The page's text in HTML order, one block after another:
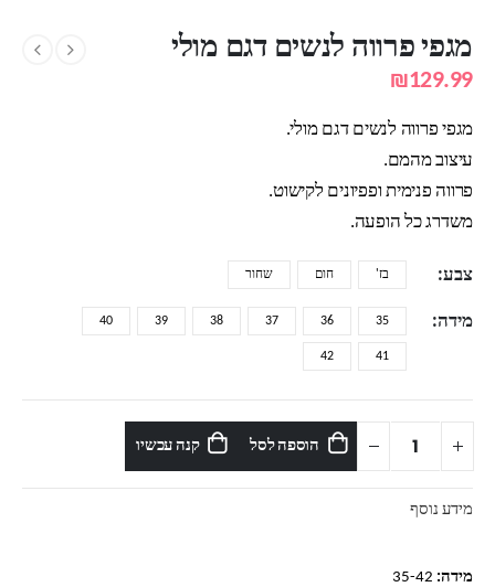
מגפי פרווה לנשים דגם מולי
₪129.99
מגפי פרווה לנשים דגם מולי.
עיצוב מהמם.
פרווה פנימית ופפיונים לקישוט.
משדרג כל הופעה.
צבע בז' חום שחור
מידה 35
36
37
38
39
40
41
42
הוספה לסל קנה עכשיו
מידע נוסף
מידה: 35-42